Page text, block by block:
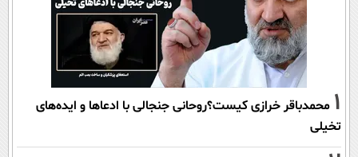
1 محمدباقر خرازی کیست؟روحانی جنجالی با ادعاها و ایده‌های
تخیلی